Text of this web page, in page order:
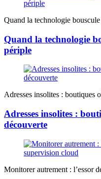
Quand la technologie
Quand la technologie
périple
Adresses insolites : boutiques
Adresses insolites :
découverte
Monitorer autrement : l’essor